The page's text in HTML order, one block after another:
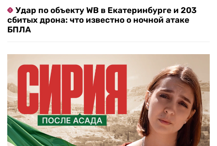
Удар по объекту WB в Екатеринбурге и 203
сбитых дрона: что известно о ночной атаке
БПЛА